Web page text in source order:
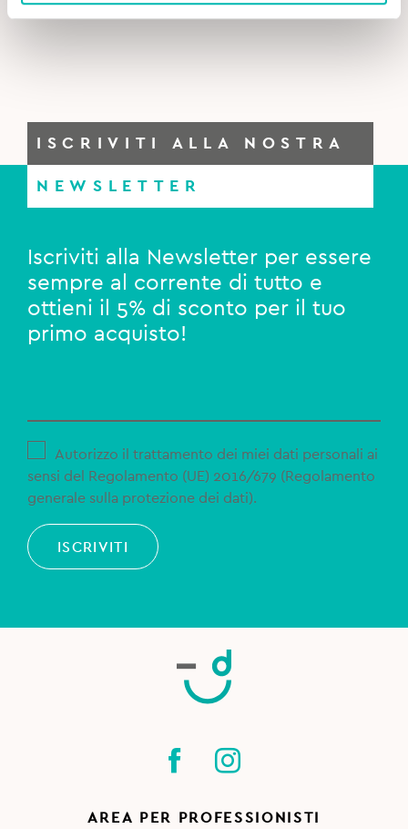
ISCRIVITI ALLA NOSTRA
NEWSLETTER
Iscriviti alla Newsletter per essere
sempre al corrente di tutto e
ottieni il 5% di sconto per il tuo
primo acquisto!
Autorizzo il trattamento dei miei dati personali ai
sensi del Regolamento (UE) 2016/679 (Regolamento
generale sulla protezione dei dati).
ISCRIVITI
AREA PER PROFESSIONISTI